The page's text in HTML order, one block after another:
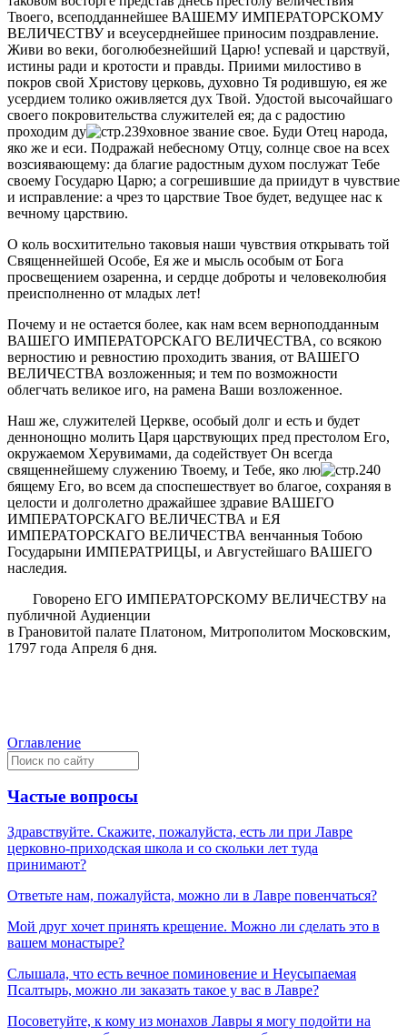
Твоего, всеподданнeйшее ВАШЕМУ ИМПЕРАТОРСКОМУ
ВЕЛИЧЕСТВУ и всеусерднeйшее приносим поздравление.
Живи во вeки, боголюбезнeйший Царю! успeвай и царствуй,
истины ради и кротости и правды. Приими милостиво в
покров свой Христову церковь, духовно Тя родившую, ея же
усердием толико оживляется дух Твой. Удостой высочайшаго
своего покровительства служителей ея; да с радостию
проходим ду
ховное звание свое. Буди Отец народа,
яко же и еси. Подражай небесному Отцу, солнце свое на всeх
возсиявающему: да благие радостным духом послужат Тебe
своему Государю Царю; а согрeшившие да приидут в чувствие
и исправление: а чрез то царствие Твое будет, ведущее нас к
вeчному царствию.
О коль восхитительно таковыя наши чувствия открывать той
Священнeйшей Особe, Ея же и мысль особым от Бога
просвeщением озаренна, и сердце доброты и человeколюбия
преисполненно от младых лeт!
Почему и не остается болeе, как нам всeм вeрноподданным
ВАШЕГО ИМПЕРАТОРСКАГО ВЕЛИЧЕСТВА, со всякою
вeрностию и ревностию проходить звания, от ВАШЕГО
ВЕЛИЧЕСТВА возложенныя; и тeм по возможности
облегчать великое иго, на рамена Ваши возложенное.
Наш же, служителей Церкве, особый долг и есть и будет
деннонощно молить Царя царствующих пред престолом Его,
окружаемом Херувимами, да содeйствует Он всегда
священнeйшему служению Твоему, и Тебe, яко лю
бящему Его, во всем да споспeшествует во благое, сохраняя в
цeлости и долголeтно дражайшее здравие ВАШЕГО
ИМПЕРАТОРСКАГО ВЕЛИЧЕСТВА и ЕЯ
ИМПЕРАТОРСКАГО ВЕЛИЧЕСТВА вeнчанныя Тобою
Государыни ИМПЕРАТРИЦЫ, и Августeйшаго ВАШЕГО
наслeдия.
Говорено ЕГО ИМПЕРАТОРСКОМУ ВЕЛИЧЕСТВУ на
публичной Аудиенции
в Грановитой палатe Платоном, Митрополитом Московским,
1797 года Апрeля 6 дня.
Оглавление
Частые вопросы
Здравствуйте. Скажите, пожалуйста, есть ли при Лавре
церковно-приходская школа и со скольки лет туда
принимают?
Ответьте нам, пожалуйста, можно ли в Лавре повенчаться?
Мой друг хочет принять крещение. Можно ли сделать это в
вашем монастыре?
Слышала, что есть вечное поминовение и Неусыпаемая
Псалтырь, можно ли заказать такое у вас в Лавре?
Посоветуйте, к кому из монахов Лавры я могу подойти на